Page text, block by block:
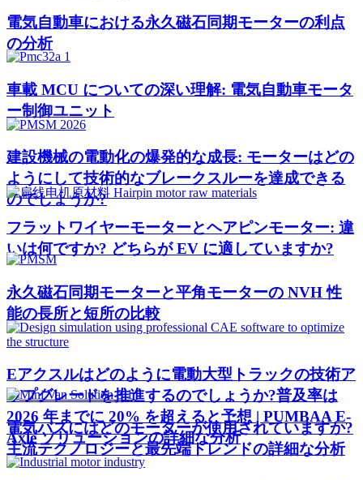
電気自動車における永久磁石同期モーターの利点
の分析
車載 MCU についての深い理解: 電気自動車モータ
ー制御ユニット
建設機械の電動化の爆発的な成長: モーターはどの
ようにして技術的なブレークスルーを達成できる
のでしょうか?
フラットワイヤーモーターとヘアピンモーター: 違
いは何ですか? どちらが EV に適していますか?
永久磁石同期モーターと平角モーターの NVH 性
能の長所と短所の比較
Eアクスルはどのように電動大型トラックの技術ア
ップグレードを推進するのでしょうか?普及率は
2026 年までに 20% を超えると予想 | PUMBAA E-
Axle ソリューションの詳細な分析
電気バスにはどのモーターが使用されていますか?
主流テクノロジーと最先端トレンドの詳細な分析